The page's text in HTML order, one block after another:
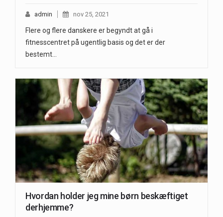
admin nov 25, 2021
Flere og flere danskere er begyndt at gå i
fitnesscentret på ugentlig basis og det er der
bestemt…
Hvordan holder jeg mine børn beskæftiget
derhjemme?